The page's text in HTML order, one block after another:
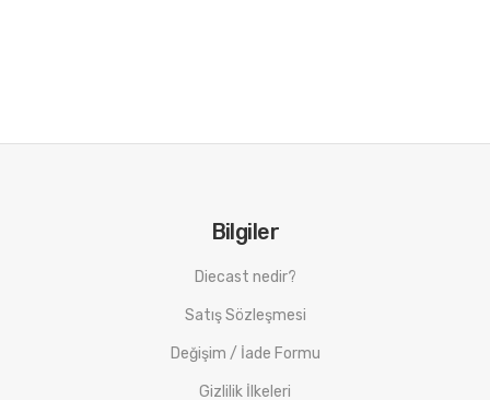
Bilgiler
Diecast nedir?
Satış Sözleşmesi
Değişim / İade Formu
Gizlilik İlkeleri